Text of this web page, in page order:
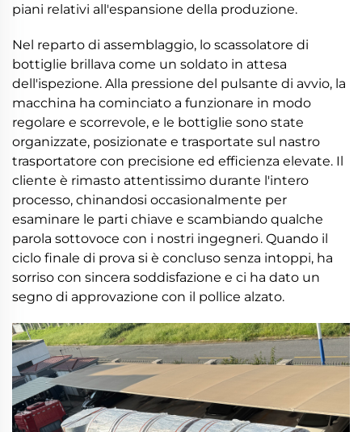
piani relativi all'espansione della produzione.
Nel reparto di assemblaggio, lo scassolatore di
bottiglie brillava come un soldato in attesa
dell'ispezione. Alla pressione del pulsante di avvio, la
macchina ha cominciato a funzionare in modo
regolare e scorrevole, e le bottiglie sono state
organizzate, posizionate e trasportate sul nastro
trasportatore con precisione ed efficienza elevate. Il
cliente è rimasto attentissimo durante l'intero
processo, chinandosi occasionalmente per
esaminare le parti chiave e scambiando qualche
parola sottovoce con i nostri ingegneri. Quando il
ciclo finale di prova si è concluso senza intoppi, ha
sorriso con sincera soddisfazione e ci ha dato un
segno di approvazione con il pollice alzato.